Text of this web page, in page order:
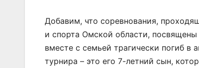
Добавим, что соревнования,
и спорта Омской области,
вместе с семьей трагически погиб в
турнира – это его 7-летний сын,